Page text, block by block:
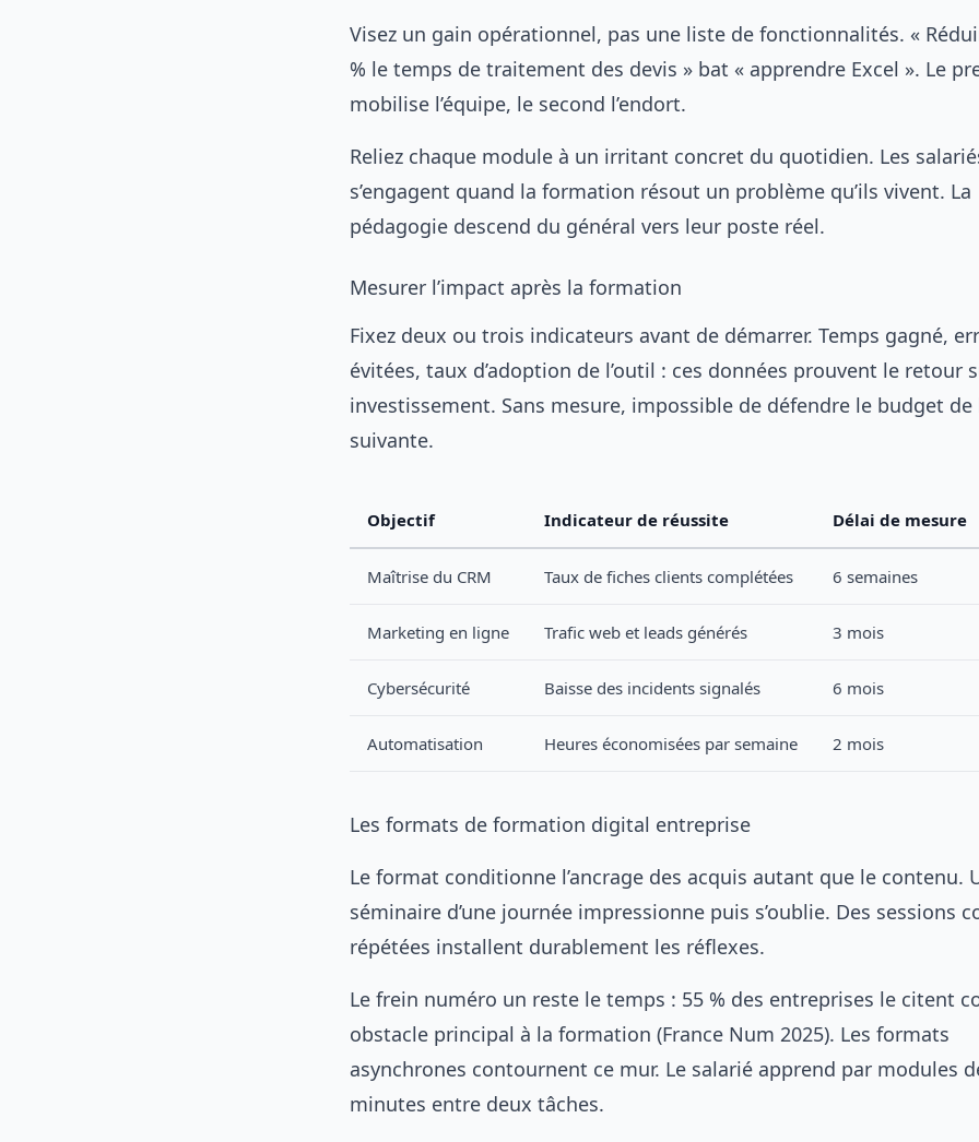
Visez un gain opérationnel, pas une liste de fonctionnalités. «
% le temps de traitement des devis » bat « apprendre Excel ». Le
mobilise l’équipe, le second l’endort.
Reliez chaque module à un irritant concret du quotidien. Les
s’engagent quand la formation résout un problème qu’ils vivent. La
pédagogie descend du général vers leur poste réel.
Mesurer l’impact après la formation
Fixez deux ou trois indicateurs avant de démarrer. Temps gagné,
évitées, taux d’adoption de l’outil : ces données prouvent le retour
investissement. Sans mesure, impossible de défendre le budget de
suivante.
Objectif Indicateur de réussite Délai de mesure
Maîtrise du CRM Taux de fiches clients complétées 6 semaines
Marketing en ligne Trafic web et leads générés 3 mois
Cybersécurité Baisse des incidents signalés 6 mois
Automatisation Heures économisées par semaine 2 mois
Les formats de formation digital entreprise
Le format conditionne l’ancrage des acquis autant que le contenu.
séminaire d’une journée impressionne puis s’oublie. Des sessions
répétées installent durablement les réflexes.
Le frein numéro un reste le temps : 55 % des entreprises le citent
obstacle principal à la formation (France Num 2025). Les formats
asynchrones contournent ce mur. Le salarié apprend par modules
minutes entre deux tâches.